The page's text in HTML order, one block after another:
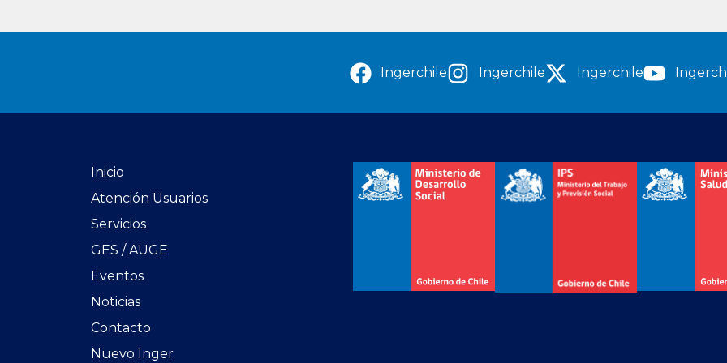
Ingerchile Ingerchile Ingerchile
Inicio
Atención Usuarios
Servicios
GES / AUGE
Eventos
Noticias
Contacto
Nuevo Inger